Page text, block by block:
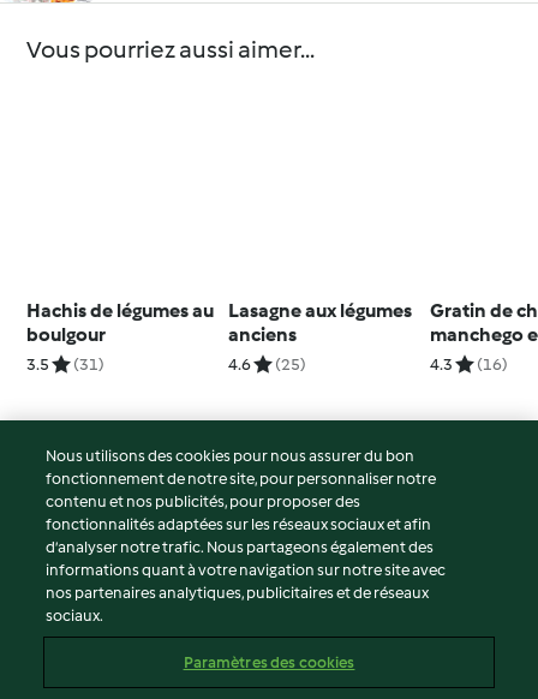
Vous pourriez aussi aimer...
Hachis de légumes au
boulgour
3.5 (31)
Lasagne aux légumes
anciens
4.6 (25)
Gratin de
manchego
amandes
4.3 (16)
© Copyright 2026
Conditions d'utilisation
Politique de confidentialité
Non-responsabilité
Mentions légales
Contenu du rapport
Nous utilisons des cookies pour nous assurer du bon
fonctionnement de notre site, pour personnaliser notre
contenu et nos publicités, pour proposer des
fonctionnalités adaptées sur les réseaux sociaux et afin
d’analyser notre trafic. Nous partageons également des
informations quant à votre navigation sur notre site avec
nos partenaires analytiques, publicitaires et de réseaux
sociaux.
Paramètres des cookies